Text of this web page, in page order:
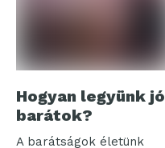
Hogyan legyünk jó
barátok?
A barátságok életünk